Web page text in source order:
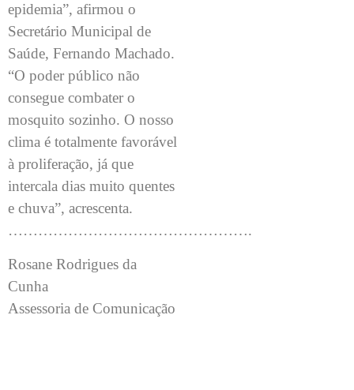
epidemia”, afirmou o
Secretário Municipal de
Saúde, Fernando Machado.
“O poder público não
consegue combater o
mosquito sozinho. O nosso
clima é totalmente favorável
à proliferação, já que
intercala dias muito quentes
e chuva”, acrescenta.
………………………………………….
Rosane Rodrigues da
Cunha
Assessoria de Comunicação